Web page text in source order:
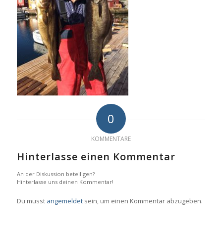
0
KOMMENTARE
Hinterlasse einen Kommentar
An der Diskussion beteiligen?
Hinterlasse uns deinen Kommentar!
Du musst angemeldetsein, um einen Kommentar abzugeben.